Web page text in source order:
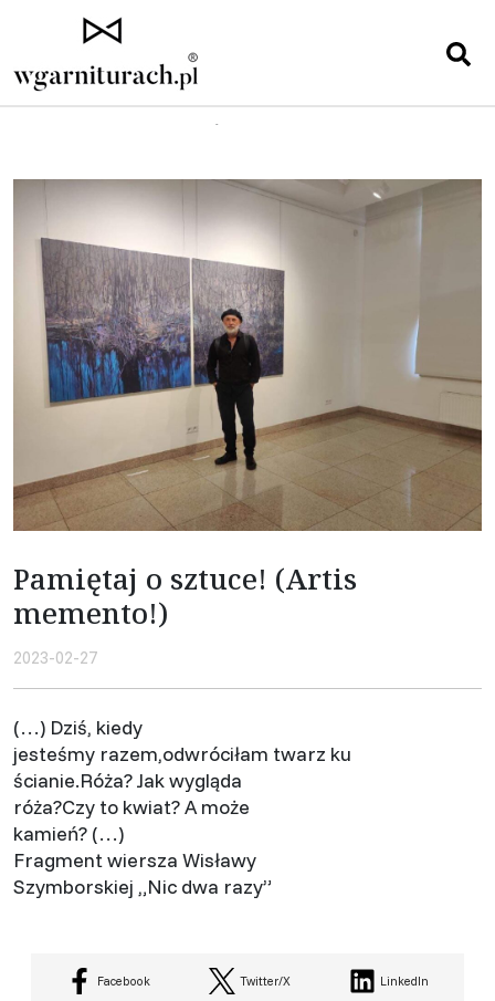
Pamiętaj o sztuce! (Artis
memento!)
2023-02-27
(…) Dziś, kiedy
jesteśmy razem,odwróciłam twarz ku
ścianie.Róża? Jak wygląda
róża?Czy to kwiat? A może
kamień? (…)
Fragment wiersza Wisławy
Szymborskiej „Nic dwa razy”
Facebook Twitter/X LinkedIn